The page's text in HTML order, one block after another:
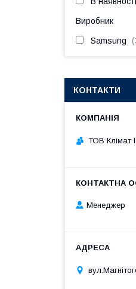
Виробник
Samsung
КОНТАКТИ
ТОВ Клімат
Менеджер